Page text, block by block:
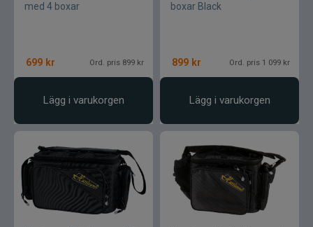
med 4 boxar
699 kr Ord. pris 899 kr
Lägg i varukorgen
boxar Black
899 kr Ord. pris 1 099 kr
Lägg i varukorgen